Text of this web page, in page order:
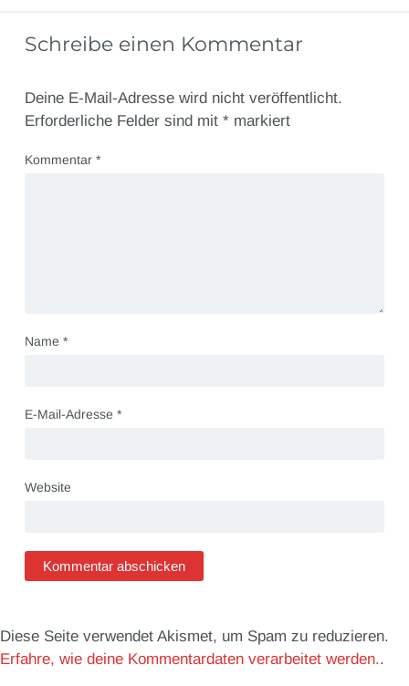
Schreibe einen Kommentar
Deine E-Mail-Adresse wird nicht veröffentlicht.
Erforderliche Felder sind mit *markiert
Kommentar *
Name *
E-Mail-Adresse *
Website
Diese Seite verwendet Akismet, um Spam zu reduzieren.
Erfahre, wie deine Kommentardaten verarbeitet werden..